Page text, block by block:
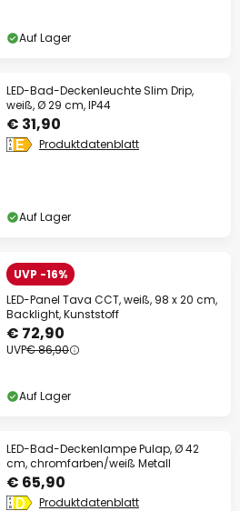
Auf Lager
LED-Bad-Deckenleuchte Slim Drip,
weiß, Ø 29 cm, IP44
€ 31,90
Produktdatenblatt
Auf Lager
UVP -16%
LED-Panel Tava CCT, weiß, 98 x 20 cm,
Backlight, Kunststoff
€ 72,90
UVP€ 86,90
Auf Lager
LED-Bad-Deckenlampe Pulap, Ø 42
cm, chromfarben/weiß Metall
€ 65,90
Produktdatenblatt